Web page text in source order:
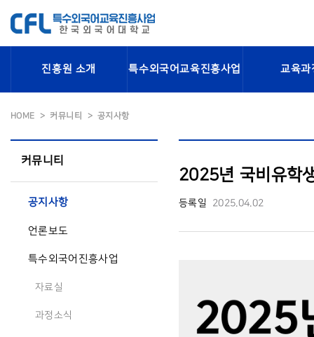
진흥원 소개 특수외국어교육진흥사업 교육과
HOME 커뮤니티 공지사항
커뮤니티
공지사항
언론보도
특수외국어진흥사업
자료실
과정소식
2025년 국비유학
등록일 2025.04.02